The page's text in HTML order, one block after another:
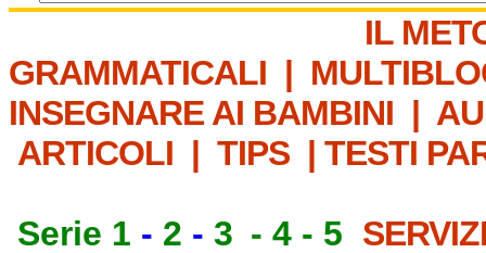
IL
GRAMMATICALI |
INSEGNARE AI BAMBINI |
ARTICOLI | TIPS | TESTI
Serie 1 - 2 - 3 - 4 - 5